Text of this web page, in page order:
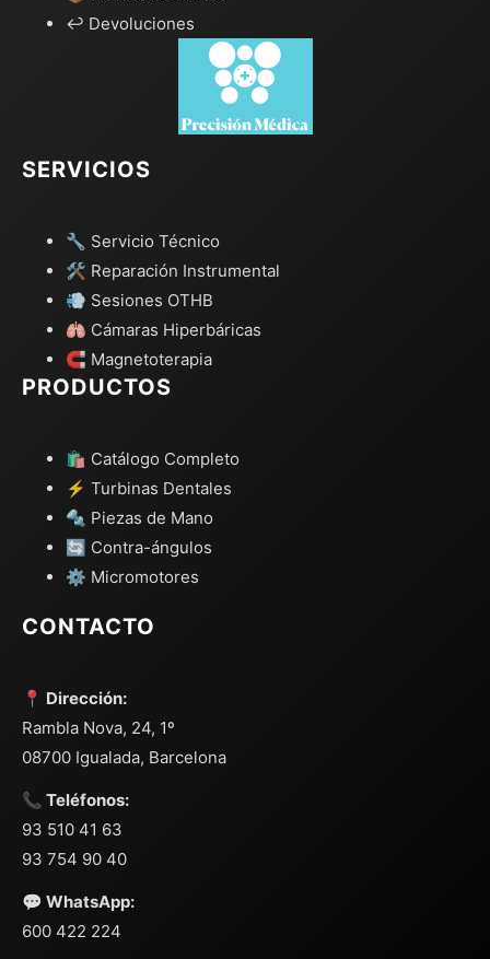
↩️ Devoluciones
SERVICIOS
🔧 Servicio Técnico
🛠️ Reparación Instrumental
💨 Sesiones OTHB
🫁 Cámaras Hiperbáricas
🧲 Magnetoterapia
PRODUCTOS
🛍️ Catálogo Completo
⚡ Turbinas Dentales
🔩 Piezas de Mano
🔄 Contra-ángulos
⚙️ Micromotores
CONTACTO
📍 Dirección:
Rambla Nova, 24, 1º
08700 Igualada, Barcelona
📞 Teléfonos:
93 510 41 63
93 754 90 40
💬 WhatsApp:
600 422 224